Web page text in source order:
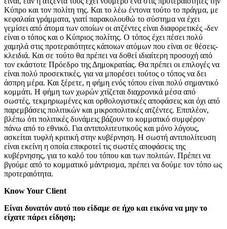
Κύπρο και τον πολίτη της. Και το λέω έντονα τούτο το πράγμα, με
κεφαλαία γράμματα, γιατί παρακολουθώ το σύστημα να έχει
γεμίσει από άτομα των οποίων οι ατζέντες είναι διαφορετικές -δεν
είναι ο τόπος και ο Κύπριος πολίτης. Ο τόπος έχει πέσει πολύ
χαμηλά στις προτεραιότητες κάποιων ατόμων που είναι σε θέσεις-
κλειδιά. Και σε τούτο θα πρέπει να δοθεί ιδιαίτερη προσοχή από
τον εκάστοτε Πρόεδρο της Δημοκρατίας. Θα πρέπει οι επιλογές να
είναι πολύ προσεκτικές, για να μπορέσει τούτος ο τόπος να δει
άσπρη μέρα. Και ξέρετε, η φήμη ενός τόπου είναι πολύ σημαντικό
κομμάτι. Η φήμη των χωρών χτίζεται διαχρονικά μέσα από
σωστές, τεκμηριωμένες και ορθολογιστικές αποφάσεις και όχι από
παρεμβάσεις πολιτικών και μικροπολιτικές ατζέντες. Επιπλέον,
βλέπω ότι πολιτικές δυνάμεις βάζουν το κομματικό συμφέρον
πάνω από το εθνικό. Για αντιπολιτευτικούς και μόνο λόγους,
ασκείται τυφλή κριτική στην κυβέρνηση. Η σωστή αντιπολίτευση
είναι εκείνη η οποία επικροτεί τις σωστές αποφάσεις της
κυβέρνησης, για το καλό του τόπου και των πολιτών. Πρέπει να
βγούμε από το κομματικό μάντρισμα, πρέπει να δούμε τον τόπο ως
προτεραιότητα.
Know Your Client
Είναι δυνατόν αυτό που είδαμε σε ήχο και εικόνα να μην το
είχατε πάρει είδηση;